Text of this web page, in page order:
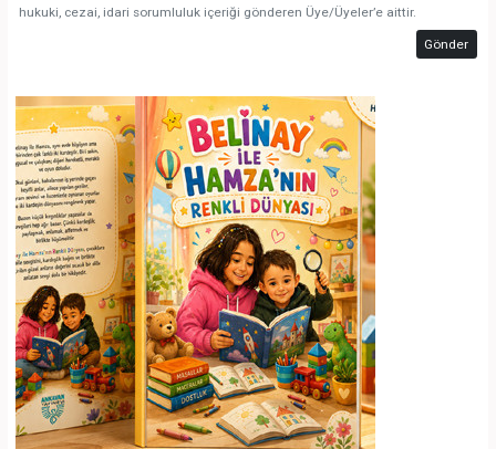
hukuki, cezai, idari sorumluluk içeriği gönderen Üye/Üyeler’e aittir.
Gönder